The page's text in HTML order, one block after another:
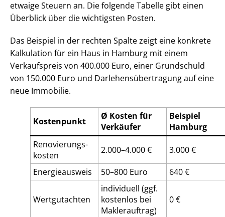
etwaige Steuern an. Die folgende Tabelle gibt einen
Überblick über die wichtigsten Posten.
Das Beispiel in der rechten Spalte zeigt eine konkrete
Kalkulation für ein Haus in Hamburg mit einem
Verkaufspreis von 400.000 Euro, einer Grundschuld
von 150.000 Euro und Dar­le­hens­über­tra­gung auf eine
neue Immobilie.
Kostenpunkt
Ø Kosten für
Verkäufer
Beispiel
Hamburg
Re­no­vie­rungs­
kos­ten
2.000–4.000 €
3.000 €
Energieausweis
50–800 Euro 640 €
Wertgutachten
individuell (ggf.
kostenlos bei
Maklerauftrag)
0 €